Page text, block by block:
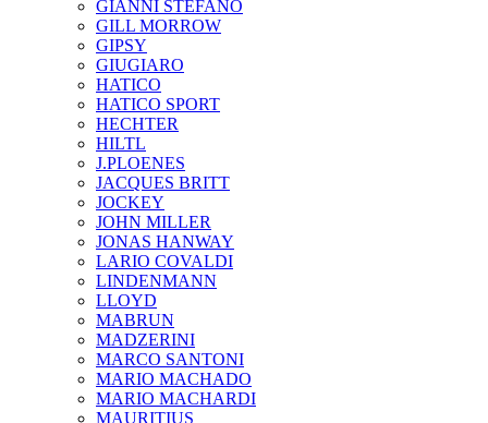
GIANNI STEFANO
GILL MORROW
GIPSY
GIUGIARO
HATICO
HATICO SPORT
HECHTER
HILTL
J.PLOENES
JAСQUES BRITT
JOCKEY
JOHN MILLER
JONAS HANWAY
LARIO COVALDI
LINDENMANN
LLOYD
MABRUN
MADZERINI
MARCO SANTONI
MARIO MACHADO
MARIO MACHARDI
MAURITIUS